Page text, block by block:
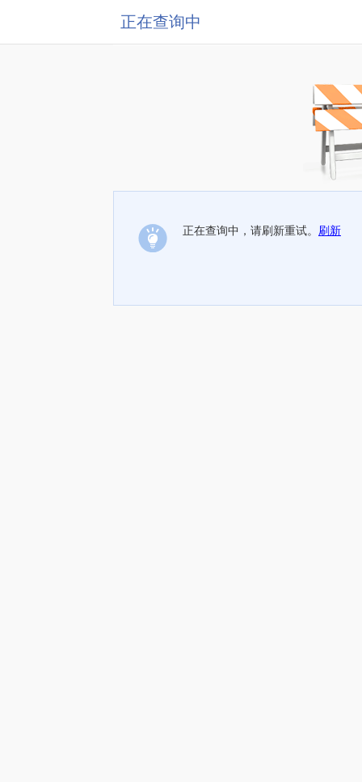
正在查询中
正在查询中，请刷新重试。 刷新